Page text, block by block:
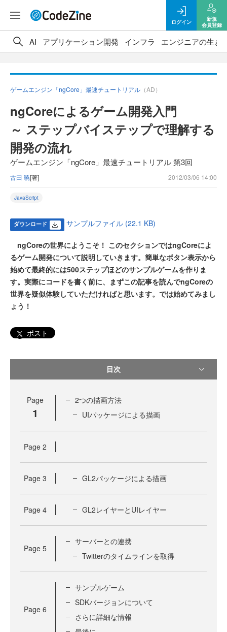
ログイン
新規
会員登録
AI アプリケーション開発 インフラ エンジニアの生き
ゲームエンジン「ngCore」最速チュートリアル （AD）
ngCoreによるゲーム開発入門
～ ステップバイステップで理解する
開発の流れ
ゲームエンジン「ngCore」最速チュートリアル 第3回
古田 暁[著] 2012/03/06 14:00
JavaScript
ダウンロード サンプルファイル (22.1 KB)
ngCoreの世界にようこそ！ このセクションではngCoreによ
るゲーム開発について説明していきます。簡単なボタン表示から
始めて最終的には500ステップほどのサンプルゲームを作りま
す。実際にコードを書く前に、まずこの記事を読んでngCoreの
世界を疑似体験していただければと思います。では始めてみまし
ょう！
ポスト
目次
Page
1
2つの描画方法
UIパッケージによる描画
Page 2
Page 3 GL2パッケージによる描画
Page 4 GL2レイヤーとUIレイヤー
Page 5
サーバーとの連携
Twitterのタイムラインを取得
Page 6
サンプルゲーム
SDKバージョンについて
さらに詳細な情報